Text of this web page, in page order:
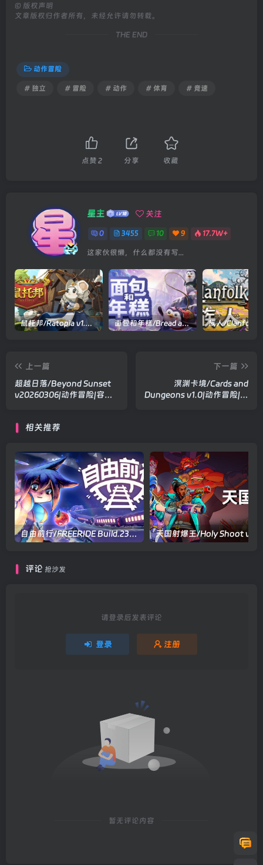
© 版权声明
文章版权归作者所有，未经允许请勿转载。
THE END
动作冒险
# 独立 # 冒险 # 动作 # 体育 # 竞速
点赞 2 分享 收藏
星主 关注
0 3455 10 9 17.7W+
这家伙很懒，什么都没有写...
鼠托邦/Ratopia v1.0.0530|策略模拟|容量2.9GB|官方中文版 面包和年糕/Bread and Fred Build.21411256|动作冒险|容量1.1GB|官方中文版
上一篇
超越日落/Beyond Sunset
v20260306|动作冒险|容量
下一篇
溟渊卡境/Cards and
Dungeons v1.0|动作冒险|容
相关推荐
自由前行/FREERIDE Build.23017011|角色扮演|容量1.6GB|官方中文版
评论 抢沙发
请登录后发表评论
登录 注册
暂无评论内容